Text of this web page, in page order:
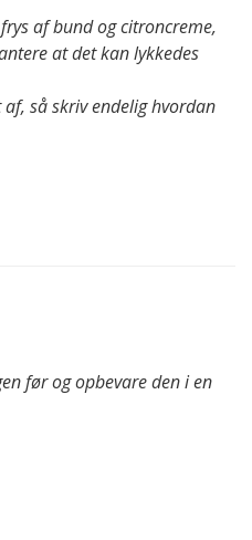
af bund og citroncreme,
at det kan lykkedes
så skriv endelig hvordan
før og opbevare den i en